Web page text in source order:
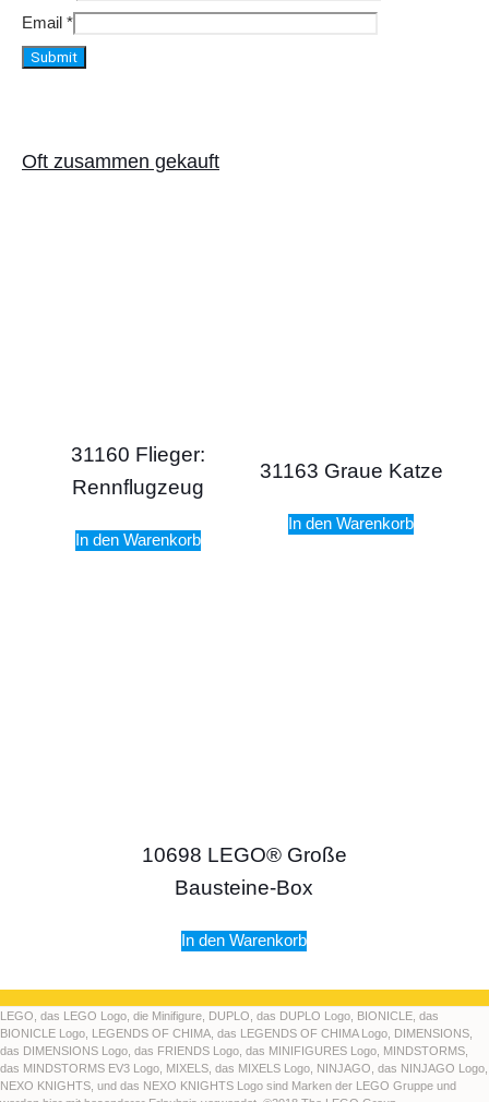
Email *
Oft zusammen gekauft
31160 Flieger:
Rennflugzeug
In den Warenkorb
31163 Graue Katze
In den Warenkorb
10698 LEGO® Große
Bausteine-Box
In den Warenkorb
LEGO, das LEGO Logo, die Minifigure, DUPLO, das DUPLO Logo, BIONICLE, das
BIONICLE Logo, LEGENDS OF CHIMA, das LEGENDS OF CHIMA Logo, DIMENSIONS,
das DIMENSIONS Logo, das FRIENDS Logo, das MINIFIGURES Logo, MINDSTORMS,
das MINDSTORMS EV3 Logo, MIXELS, das MIXELS Logo, NINJAGO, das NINJAGO Logo,
NEXO KNIGHTS, und das NEXO KNIGHTS Logo sind Marken der LEGO Gruppe und